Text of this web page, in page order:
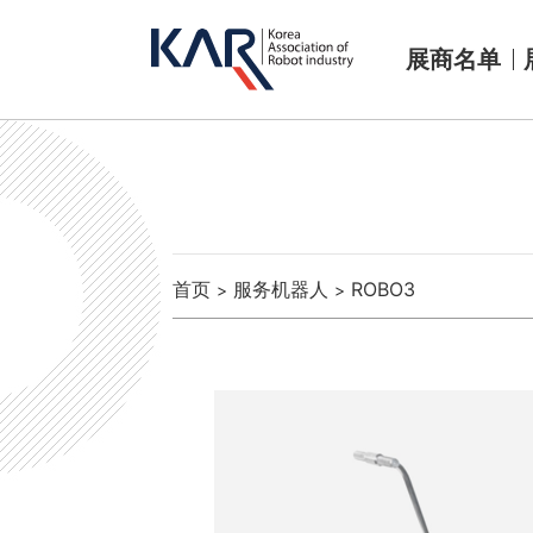
展商名单
首页 > 服务机器人 > ROBO3